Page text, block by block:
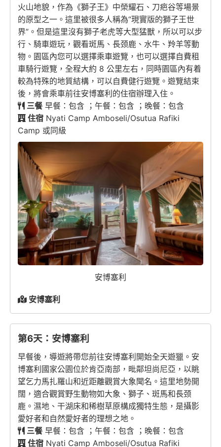
火山地貌，作為《獅子王》中榮耀石、刀疤谷等場景
的原型之一。這里被很多人稱為“現實版的獅子王世
界”。但是這里沒有獅子老虎等大型猛獸，所以可以步
行、騎車遊玩，觀看斑馬、長颈鹿、水牛、羚羊等動
物。園區內您可以選擇乘車遊覽，也可以選擇自費租
車騎行遊覽，全程大約 8 公里左右，同時園區內有着
較為特殊的地質結構，可以自費健行遊覽。遊覽結束
後，將會乘車前往安博塞利的住宿辦理入住。
三餐早餐：包含 ；午餐：包含 ；晚餐：包含
住宿 Nyati Camp Amboseli/Osutua Rafiki
Camp 或同級
安博塞利
安博塞利
第6天：安博塞利
早餐後，導遊將帶您前往安博塞利開始全天遊獵。安
博塞利國家公園位於肯亞南部，毗鄰坦尚尼亞，以眺
望乞力馬扎羅山和近距離觀賞大象聞名。這里地勢開
闊，適合觀賞野生動物如大象、獅子、斑馬和長颈
鹿。濕地、干湖床和稀樹草原構成獨特生態，是攝影
愛好者和自然愛好者的理想之地。
三餐早餐：包含 ；午餐：包含 ；晚餐：包含
住宿 Nyati Camp Amboseli/Osutua Rafiki